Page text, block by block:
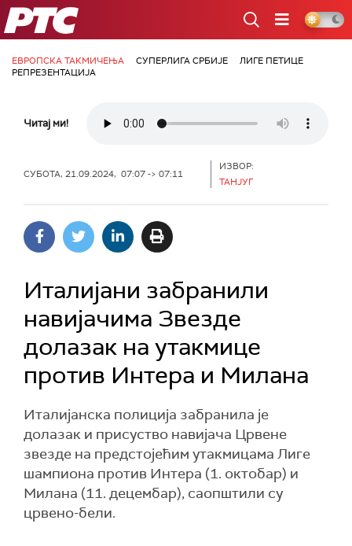
РТС
ЕВРОПСКА ТАКМИЧЕЊА СУПЕРЛИГА СРБИЈЕ
ЛИГЕ ПЕТИЦЕ
РЕПРЕЗЕНТАЦИЈА
Читај ми!
СУБОТА, 21.09.2024, 07:07 -> 07:11
ИЗВОР:
ТАНЈУГ
Италијани забранили
навијачима Звезде
долазак на утакмице
против Интера и Милана
Италијанска полиција забранила је
долазак и присуство навијача Црвене
звезде на предстојећим утакмицама Лиге
шампиона против Интера (1. октобар) и
Милана (11. децембар), саопштили су
црвено-бели.